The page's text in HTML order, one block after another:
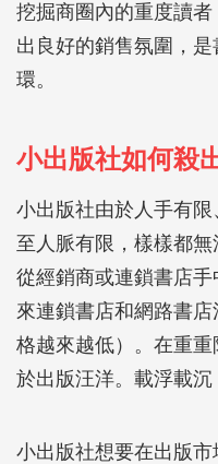
挖掘商圈內的重度讀
出良好的銷售氛圍，
環。
小出版社如何殺
小出版社由於人手有
至人脈有限，樣樣都
從經銷商或連鎖書店
來連鎖書店和網路書
格越來越低）。在重
於出版汪洋。載浮載
小出版社想要在出版